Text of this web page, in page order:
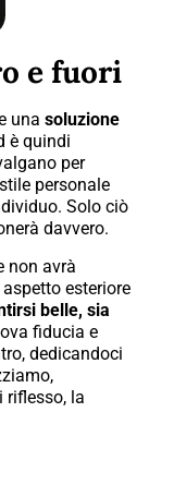
e fuori
una soluzione
è quindi
per
personale
Solo ciò
davvero.
non avrà
esteriore
belle, sia
fiducia e
dedicandoci
riflesso, la